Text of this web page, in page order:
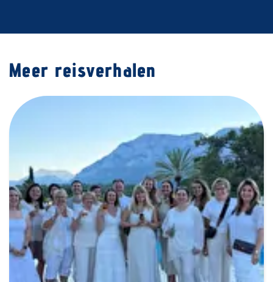
Meer reisverhalen